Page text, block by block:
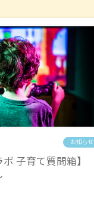
お知らせ
ボ 子育て質問箱】